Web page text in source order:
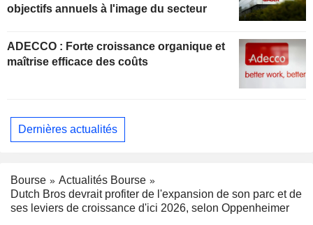
objectifs annuels à l'image du secteur
ADECCO : Forte croissance organique et
maîtrise efficace des coûts
Dernières actualités
Bourse
Actualités Bourse
Dutch Bros devrait profiter de l'expansion de son parc et de
ses leviers de croissance d'ici 2026, selon Oppenheimer